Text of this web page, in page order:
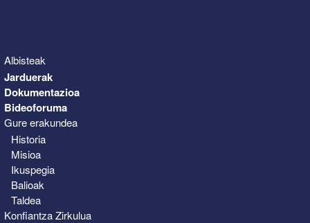
Albisteak
Jarduerak
Dokumentazioa
Bideoforuma
Gure erakundea
Historia
Misioa
Ikuspegia
Balioak
Taldea
Konfiantza Zirkulua